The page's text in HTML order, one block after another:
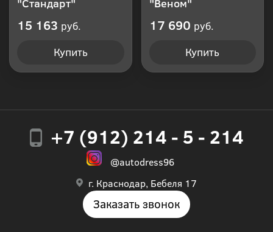
"Стандарт"
15 163 руб.
Купить
"Веном"
17 690 руб.
Купить
+7 (912) 214 - 5 - 214
@autodress96
г. Краснодар, Бебеля 17
Заказать звонок